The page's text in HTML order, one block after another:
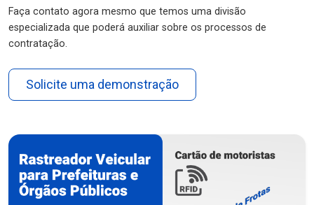
Faça contato agora mesmo que temos uma divisão
especializada que poderá auxiliar sobre os processos de
contratação.
Solicite uma demonstração